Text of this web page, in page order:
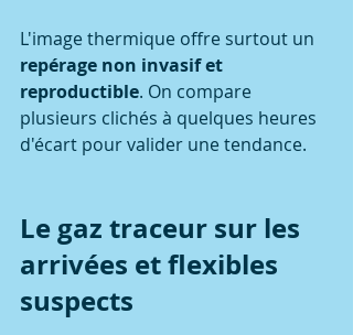
L'image thermique offre surtout un
repérage non invasif et
reproductible. On compare
plusieurs clichés à quelques heures
d'écart pour valider une tendance.
Le gaz traceur sur les
arrivées et flexibles
suspects